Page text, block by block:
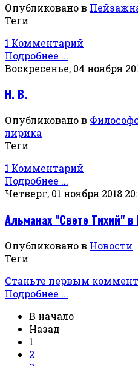
Опубликовано в
Теги
1 Комментарий
Подробнее ...
Воскресенье, 04 ноября
Н. В.
Опубликовано в
лирика
Теги
1 Комментарий
Подробнее ...
Четверг, 01 ноября 2018
Альманах "Свете Тихий"
Опубликовано в Новости
Теги
Станьте первым
Подробнее ...
В начало
Назад
1
2